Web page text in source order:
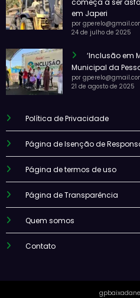
em Japeri
por
24 de julho de 2025
‘Inclusão em
Municipal da
por
21 de agosto de 2025
Política de Privacidade
Página de Isenção de
Página de termos de uso
Página de Transparência
Quem somos
Contato